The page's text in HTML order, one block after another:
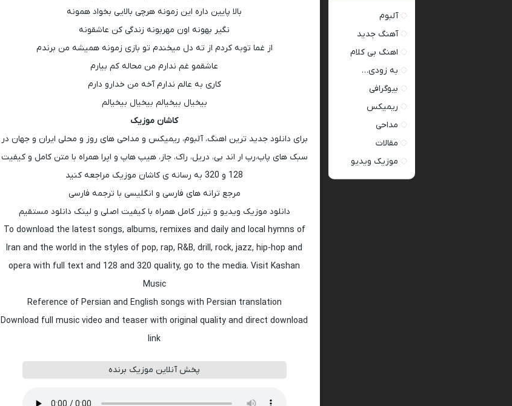
بالا پایین داره این زمونه هرچی بالایی بخواد همونه
نگیر بهونه اون مهربونه زندگی کن عاشقونه
از غما توبه کردم از ته دل میخندم تو بازی زمونه همیشه من برندم
عاشقمو غم ندارم من محاله کم بیارم
کاری به عالم ندارم آخه من خدارو دارم
بیخیال بیخیالم بیخیال بیخیالم
کاشان موزیک
برای دانلود جدید ترین اهنگ، آلبوم، ریمیکس و مداحی های روز و محلی ایران و جهان در
سبک های پاپ،رپ ار اند بی، دریل، راک، جاز، هیپ هاپ و اپرا همراه با متن کامل و کیفیت
128 و 320 به رسانه ی کاشان موزیک مراجعه کنید
مرجع ترانه های فارسی و انگلیسی با ترجمه فارسی
دانلود موزیک ویدیو و تیزر کامل همراه با کیفیت اصلی و لینک دانلود مستقیم
To download the latest songs, albums, remixes and daily and local hymns of
Iran and the world in the styles of pop, rap, R&B, drill, rock, jazz, hip-hop and
opera with full text and 128 and 320 quality, go to the media. Visit Kashan
Music
Reference of Persian and English songs with Persian translation
Download full music video and teaser with original quality and direct download
link
پخش آنلاین موزیک برنده
آلبوم
آهنگ جدید
اهنگ بی کلام
به زودی…
بیوگرافی
ریمیکس
مداحی
مقالات
موزیک ویدیو